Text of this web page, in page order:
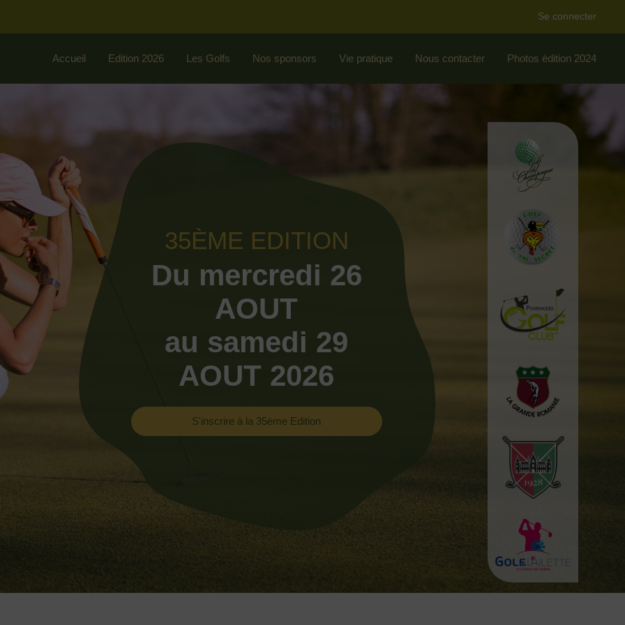
Se connecter
Accueil Edition 2026 Les Golfs Nos sponsors Vie pratique Nous contacter Photos édition 2024
35ÈME EDITION
Du mercredi 26
AOUT
au samedi 29
AOUT 2026
S'inscrire à la 35ème Edition